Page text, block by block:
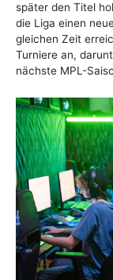
später den Titel
die Liga einen
gleichen Zeit
Turniere an,
nächste MPL-